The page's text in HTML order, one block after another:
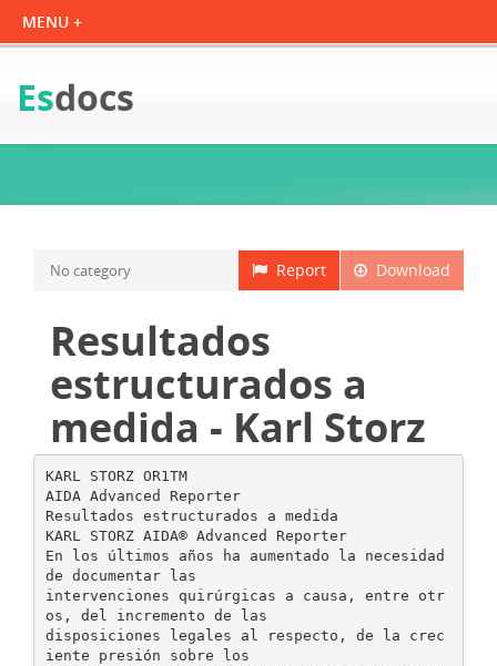
Esdocs
Download
Report
No category
Resultados
estructurados a
medida - Karl Storz
KARL STORZ OR1TM
AIDA Advanced Reporter
Resultados estructurados a medida
KARL STORZ AIDA® Advanced Reporter
En los últimos años ha aumentado la necesidad
de documentar las
intervenciones quirúrgicas a causa, entre otr
os, del incremento de las
disposiciones legales al respecto, de la crec
iente presión sobre los